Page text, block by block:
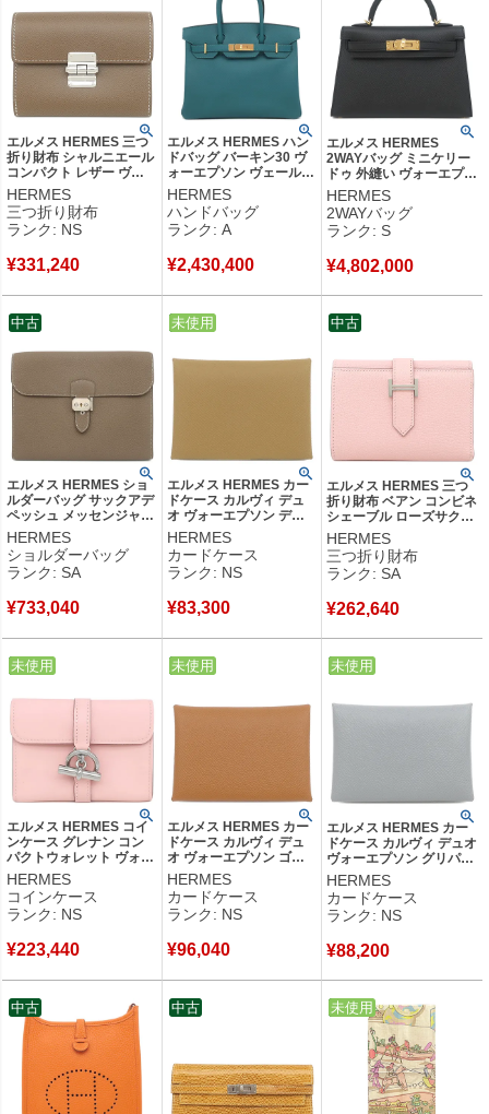
エルメス HERMES 三つ
折り財布 シャルニエール
コンパクト レザー ヴォ
ーマダム エトゥープ シ
ルバー金具 新品 未使用
グレージュ 2025年製 K
【箱】 【中古】未使用保
HERMES
三つ折り財布
ランク: NS
¥331,240
エルメス HERMES ハン
ドバッグ バーキン30 ヴ
ォーエプソン ヴェールボ
スフォール ゴールド金具
青緑 Y 【箱】 【中古】中
古美品
HERMES
ハンドバッグ
ランク: A
¥2,430,400
エルメス HERMES
2WAYバッグ ミニケリー
ドゥ 外縫い ヴォーエプソ
ン ブラック ゴールド金具
黒 ショルダー 2026年製
G 【箱】 【中古】未使用
保管品
HERMES
2WAYバッグ
ランク: S
¥4,802,000
エルメス HERMES ショ
ルダーバッグ サックアデ
ペッシュ メッセンジャー
29 トゴ エトゥープ シル
バー金具 グレージュ B
【箱】 【中古】新品同様
品
HERMES
ショルダーバッグ
ランク: SA
¥733,040
中古
エルメス HERMES カー
ドケース カルヴィ デュ
オ ヴォーエプソン デュ
ンヌ シルバー金具 新品
未使用 フラグメントケー
ス 2025年製 K 【箱】
【中古】未使用保管品
HERMES
カードケース
ランク: NS
¥83,300
中古
未使用
エルメス HERMES 三つ
折り財布 ベアン コンビネ
シェーブル ローズサクラ
シルバー金具 2025年製
K 【箱】 【中古】新品同
様品
HERMES
三つ折り財布
ランク: SA
¥262,640
中古
エルメス HERMES コイ
ンケース グレナン コン
パクトウォレット ヴォー
スイフト ローズサクラ
シルバー金具 新品 未使
用 2025年製 K 【箱】
【中古】未使用保管品
HERMES
コインケース
ランク: NS
¥223,440
中古
未使用
エルメス HERMES カー
ドケース カルヴィ デュ
オ ヴォーエプソン ゴー
ルド シルバー金具 新品
未使用 茶 フラグメント
ケース 2026年製 G
【箱】 【中古】未使用保
HERMES
カードケース
ランク: NS
¥96,040
中古
未使用
エルメス HERMES カー
ドケース カルヴィ デュオ
ヴォーエプソン グリパン
タン シルバー金具 新品
未使用 フラグメントケー
ス 2026年製 G 【箱】
【中古】未使用保管品
HERMES
カードケース
ランク: NS
¥88,200
中古
未使用
中古 中古 中古
未使用